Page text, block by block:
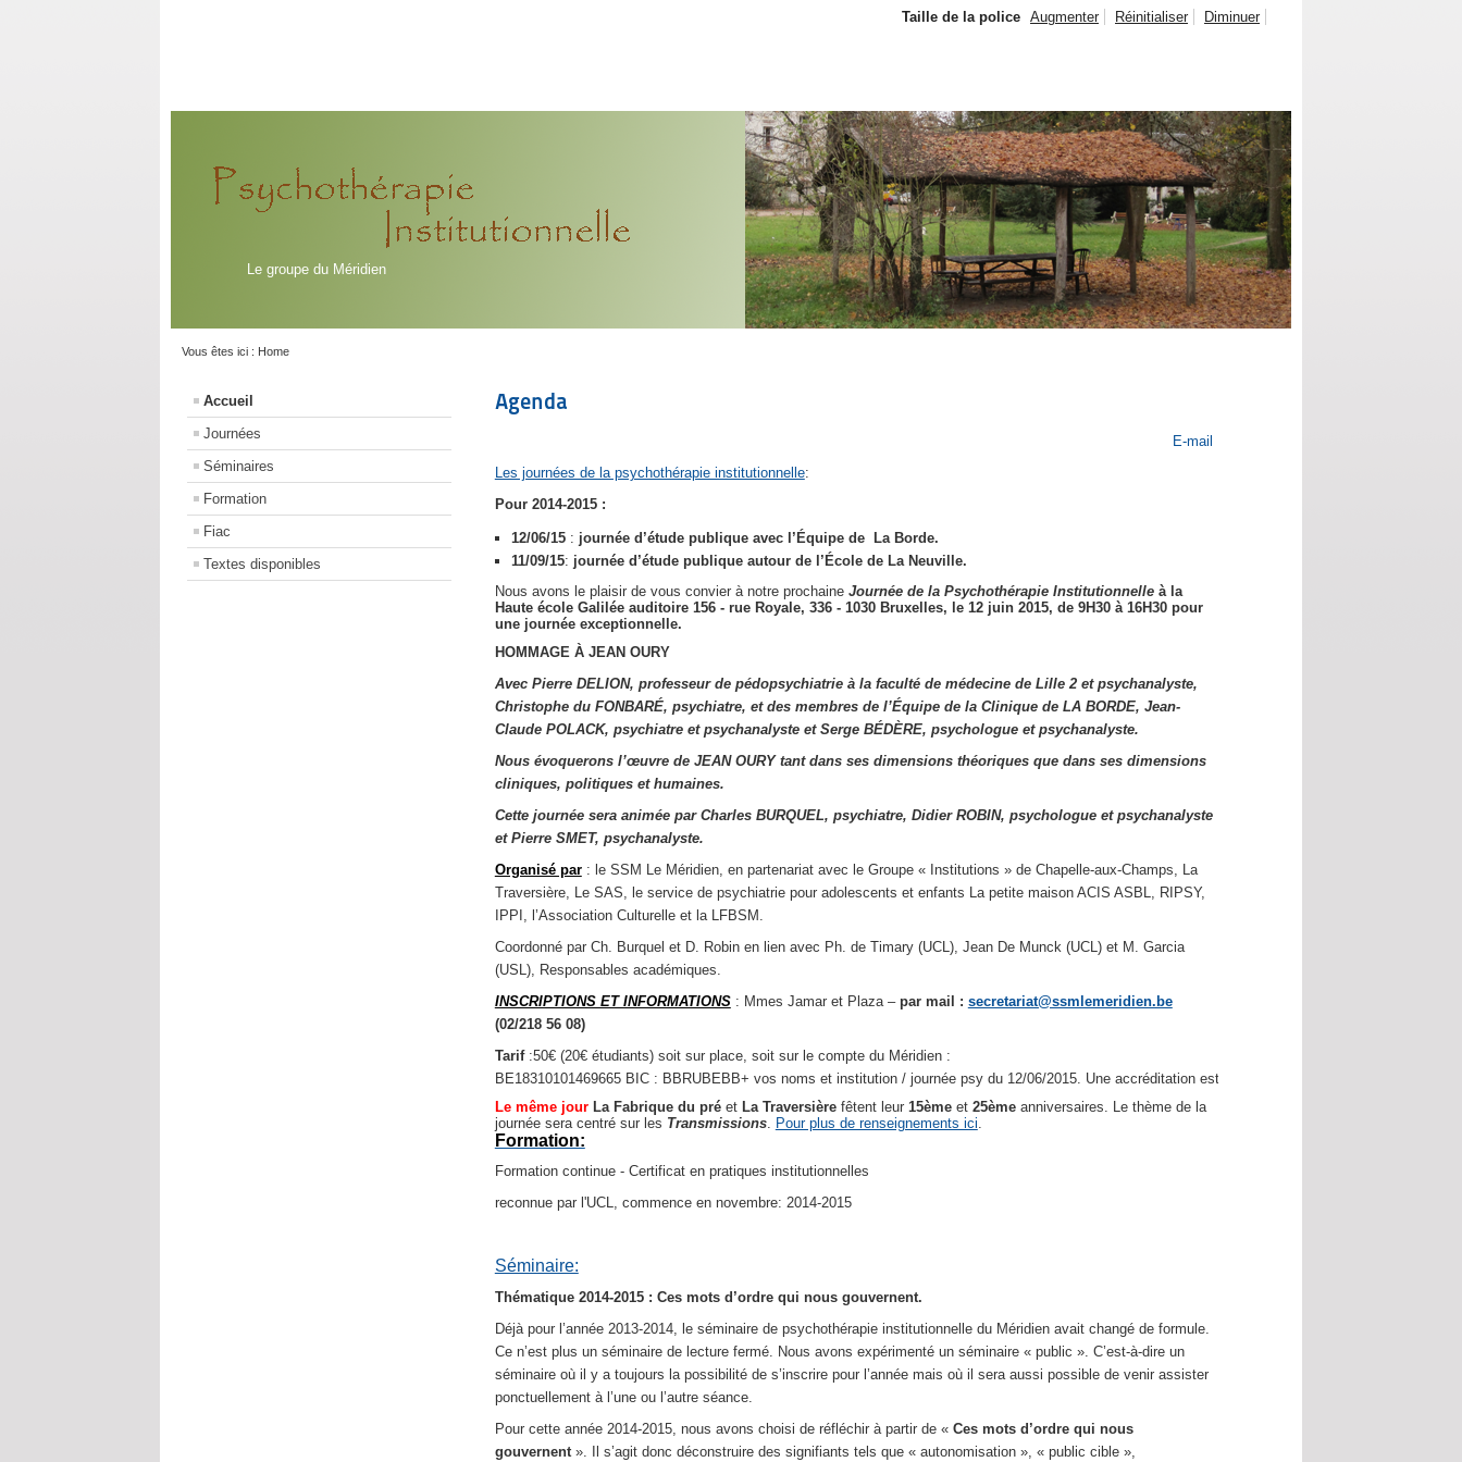
Le groupe du Méridien
Taille de la police Augmenter Réinitialiser Diminuer
Vous êtes ici : Home
Accueil
Journées
Séminaires
Formation
Fiac
Textes disponibles
Agenda
E-mail
Les journées de la psychothérapie institutionnelle:
Pour 2014-2015 :
12/06/15: journée d’étude publique avec l’Équipe de La Borde.
11/09/15: journée d’étude publique autour de l’École de La Neuville.
Nous avons le plaisir de vous convier à notre prochaine Journée de la Psychothérapie Institutionnelleà la
Haute école Galilée​ ​auditoire 156​ ​- rue Royale, 336 - 1030 Bruxelles, le 12 juin 2015, de 9H30 à 16H30 pour
une journée exceptionnelle.
HOMMAGE À JEAN OURY
Avec Pierre DELION, professeur de pédopsychiatrie à la faculté de médecine de Lille 2 et psychanalyste,
Christophe du FONBARÉ, psychiatre, et des membres de l’Équipe de la Clinique de LA BORDE, Jean-
Claude POLACK, psychiatre et psychanalyste et Serge BÉDÈRE, psychologue et psychanalyste.
Nous évoquerons l’œuvre de JEAN OURY tant dans ses dimensions théoriques que dans ses dimensions
cliniques, politiques et humaines.
Cette journée sera animée par Charles BURQUEL, psychiatre, Didier ROBIN, psychologue et psychanalyste
et Pierre SMET, psychanalyste.
Organisé par: le SSM Le Méridien, en partenariat avec le Groupe « Institutions » de Chapelle-aux-Champs, La
Traversière, Le SAS, le service de psychiatrie pour adolescents et enfants La petite maison ACIS ASBL, RIPSY,
IPPI, l’Association Culturelle et la LFBSM.
Coordonné par Ch. Burquel et D. Robin en lien avec Ph. de Timary (UCL), Jean De Munck (UCL) et M. Garcia
(USL), Responsables académiques.
INSCRIPTIONS ET INFORMATIONS: Mmes Jamar et Plaza – par mail : secretariat@ssmlemeridien.be
(02/218 56 08)
Tarif:50€ (20€ étudiants) soit sur place, soit sur le compte du Méridien :
BE18310101469665 BIC : BBRUBEBB+ vos noms et institution / journée psy du 12/06/2015. Une accréditation est demandée.
Le même jour La Fabrique du préet La Traversièrefêtent leur 15èmeet 25èmeanniversaires. Le thème de la
journée sera centré sur les Transmissions. Pour plus de renseignements ici.
Formation:
Formation continue - Certificat en pratiques institutionnelles
reconnue par l'UCL, commence en novembre: 2014-2015
Séminaire:
Thématique 2014-2015 : Ces mots d’ordre qui nous gouvernent.
Déjà pour l’année 2013-2014, le séminaire de psychothérapie institutionnelle du Méridien avait changé de formule.
Ce n’est plus un séminaire de lecture fermé. Nous avons expérimenté un séminaire « public ». C’est-à-dire un
séminaire où il y a toujours la possibilité de s’inscrire pour l’année mais où il sera aussi possible de venir assister
ponctuellement à l’une ou l’autre séance.
Pour cette année 2014-2015, nous avons choisi de réfléchir à partir de «Ces mots d’ordre qui nous
gouvernent ». Il s’agit donc déconstruire des signifiants tels que « autonomisation », « public cible »,